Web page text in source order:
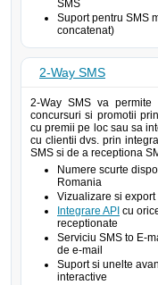
SMS
Suport pentru SMS
concatenat)
2-Way SMS
2-Way SMS va permite
concursuri si promotii
cu premii pe loc sau sa
cu clientii dvs. prin
SMS si de a receptiona
Numere scurte
Romania
Vizualizare si export
Integrare API cu
receptionate
Serviciu SMS to E-
de e-mail
Suport si unelte
interactive